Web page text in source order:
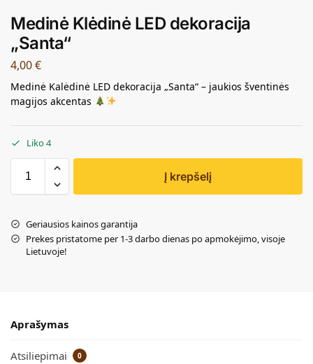
Medinė Klėdinė LED dekoracija
„Santa“
4,00€
Medinė Kalėdinė LED dekoracija „Santa“ – jaukios šventinės
magijos akcentas
Liko 4
Į krepšelį
Geriausios kainos garantija
Prekes pristatome per 1-3 darbo dienas po apmokėjimo, visoje
Lietuvoje!
Aprašymas
Atsiliepimai 0